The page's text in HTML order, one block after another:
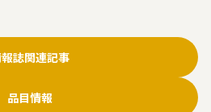
誌関連記事
品目情報